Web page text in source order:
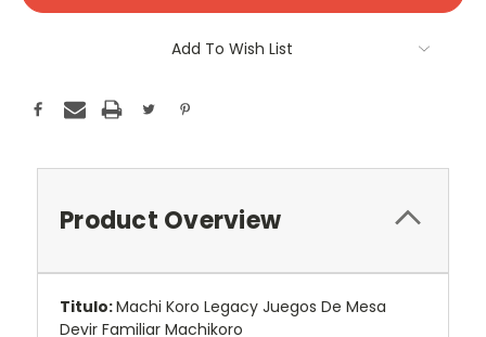
Add To Wish List
Product Overview
Titulo:Machi Koro Legacy Juegos De Mesa
Devir Familiar Machikoro